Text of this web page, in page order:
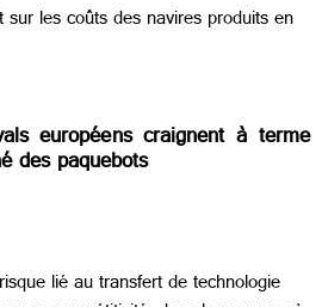
les coûts des navires produits en
européens craignent à terme
des paquebots
lié au transfert de technologie